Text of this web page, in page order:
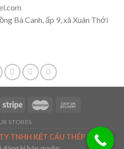
Bà Canh, ấp 9, xã Xuân Thới
STORES
TNHH KẾT CẤU THÉP THIÊN